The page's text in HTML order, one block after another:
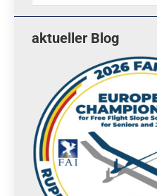
aktueller Blog